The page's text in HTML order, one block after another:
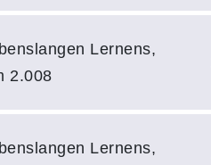
Lernens,
2.008
Lernens,